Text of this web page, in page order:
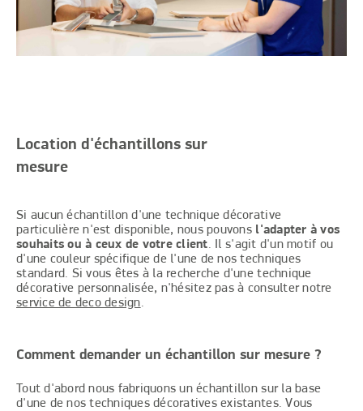
Location d'échantillons sur
mesure
Si aucun échantillon d'une technique décorative
particulière n'est disponible, nous pouvons l'adapter à vos
souhaits ou à ceux de votre client. Il s'agit d'un motif ou
d'une couleur spécifique de l'une de nos techniques
standard. Si vous êtes à la recherche d'une technique
décorative personnalisée, n'hésitez pas à consulter notre
service de deco design.
Comment demander un échantillon sur mesure ?
Tout d'abord nous fabriquons un échantillon sur la base
d'une de nos techniques décoratives existantes. Vous